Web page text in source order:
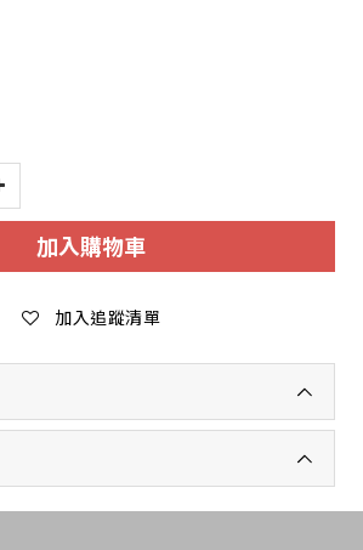
加入購物車
加入追蹤清單